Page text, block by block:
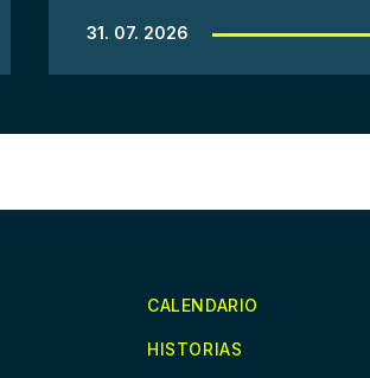
31. 07. 2026
CALENDARIO
HISTORIAS